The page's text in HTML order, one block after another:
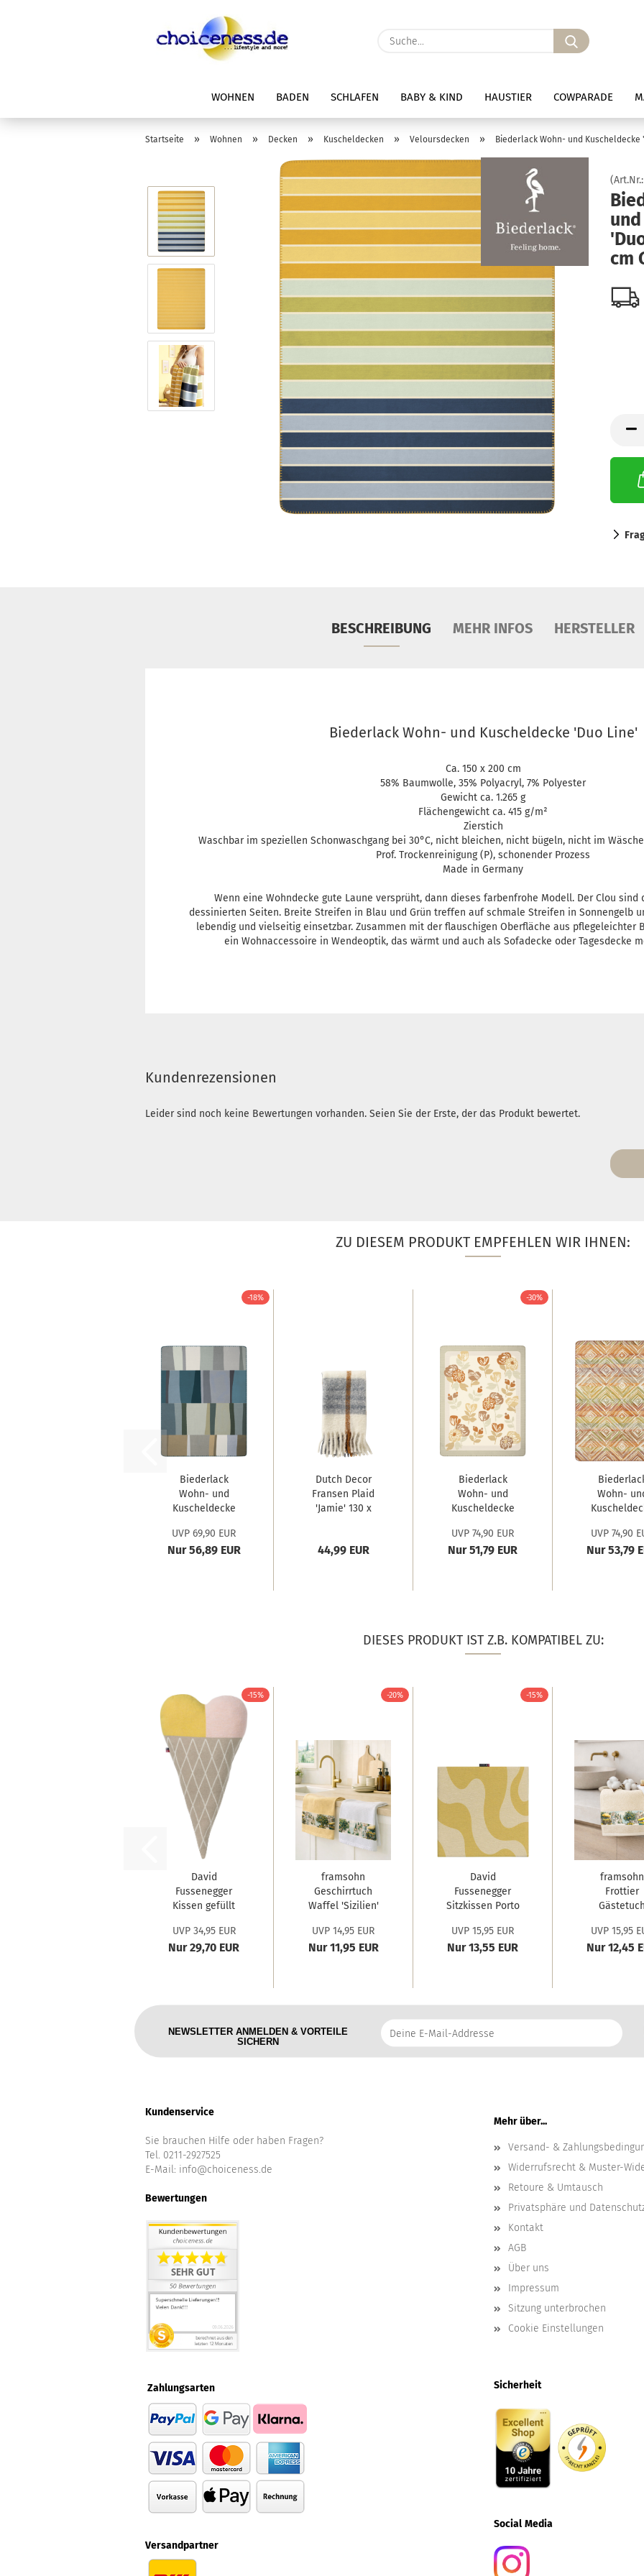
Suche...
WOHNEN BADEN SCHLAFEN BABY & KIND HAUSTIER COWPARADE
Startseite » Wohnen » Decken » Kuscheldecken » Veloursdecken » Biederlack Wohn- und Kuscheldecke
(Art.Nr.:
cm
BESCHREIBUNG MEHR INFOS HERSTELLER
Biederlack Wohn- und Kuscheldecke 'Duo Line'
Ca. 150 x 200 cm
58% Baumwolle, 35% Polyacryl, 7% Polyester
Gewicht ca. 1.265 g
Flächengewicht ca. 415 g/m²
Zierstich
Waschbar im speziellen Schonwaschgang bei 30°C, nicht bleichen, nicht bügeln, nicht im
Prof. Trockenreinigung (P), schonender Prozess
Made in Germany
Wenn eine Wohndecke gute Laune versprüht, dann dieses farbenfrohe Modell. Der Clou
dessinierten Seiten. Breite Streifen in Blau und Grün treffen auf schmale Streifen in Sonnengelb
lebendig und vielseitig einsetzbar. Zusammen mit der flauschigen Oberfläche aus pflegeleichter
ein Wohnaccessoire in Wendeoptik, das wärmt und auch als Sofadecke oder Tagesdecke
Kundenrezensionen
Leider sind noch keine Bewertungen vorhanden. Seien Sie der Erste, der das Produkt bewertet.
ZU DIESEM PRODUKT EMPFEHLEN WIR IHNEN:
-18%
Biederlack
Wohn- und
Kuscheldecke
UVP 69,90 EUR
Nur 56,89 EUR
Dutch Decor
Fransen Plaid
'Jamie' 130 x
44,99 EUR
-30%
Biederlack
Wohn- und
Kuscheldecke
UVP 74,90 EUR
Nur 51,79 EUR
Wohn-
UVP 74,90
Nur 53,79
DIESES PRODUKT IST Z.B. KOMPATIBEL ZU:
-15%
David
Fussenegger
Kissen gefüllt
UVP 34,95 EUR
Nur 29,70 EUR
-20%
framsohn
Geschirrtuch
Waffel 'Sizilien'
UVP 14,95 EUR
Nur 11,95 EUR
-15%
David
Fussenegger
Sitzkissen Porto
UVP 15,95 EUR
Nur 13,55 EUR
framsohn
Frottier
Gästetuch
UVP 15,95
Nur 12,45
NEWSLETTER ANMELDEN & VORTEILE
SICHERN
Deine
E-
Kundenservice
Sie brauchen Hilfe oder haben Fragen?
Tel. 0211-2927525
E-Mail: info@choiceness.de
Bewertungen
Mehr über...
Versand- &
Widerrufsrecht & Muster-
Retoure & Umtausch
Privatsphäre und
Kontakt
AGB
Über uns
Impressum
Sitzung unterbrochen
Cookie Einstellungen
Zahlungsarten
Versandpartner
Sicherheit
Social Media